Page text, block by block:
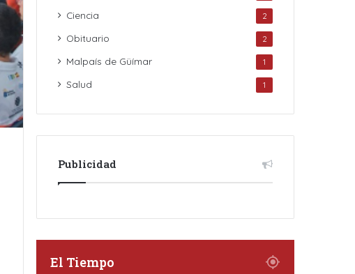
Ciencia 2
Obituario 2
Malpaís de Güímar 1
Salud 1
Publicidad
El Tiempo